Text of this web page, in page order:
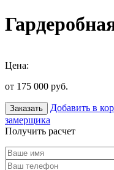
Цена:
от 175 000 руб.
Заказать Добавить в
замерщика
Получить расчет